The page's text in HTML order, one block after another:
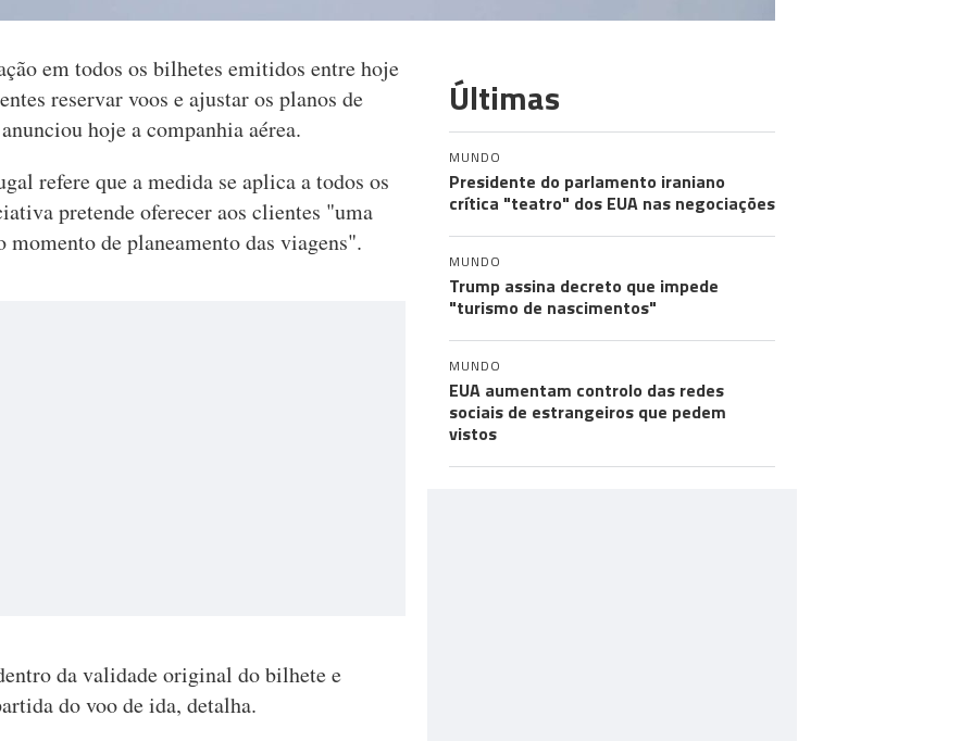
em todos os bilhetes emitidos entre hoje
reservar voos e ajustar os planos de
hoje a companhia aérea.
refere que a medida se aplica a todos os
pretende oferecer aos clientes "uma
de planeamento das viagens".
da validade original do bilhete e
do voo de ida, detalha.
Últimas
MUNDO
Presidente do parlamento iraniano
crítica "teatro" dos EUA nas negociações
MUNDO
Trump assina decreto que impede
"turismo de nascimentos"
MUNDO
EUA aumentam controlo das redes
sociais de estrangeiros que pedem
vistos